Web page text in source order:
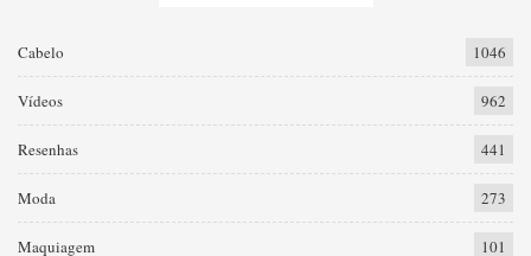
Cabelo 1046
Vídeos 962
Resenhas 441
Moda 273
Maquiagem 101